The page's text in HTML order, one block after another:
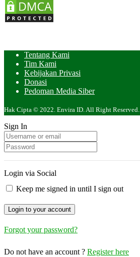
Tentang Kami
Tim Kami
Kebijakan Privasi
Donasi
Pedoman Media Siber
Hak Cipta © 2022. Envira ID. All Right Reserved.
Sign In
Login via Social
Keep me signed in until I sign out
Forgot your password?
Do not have an account ? Register here